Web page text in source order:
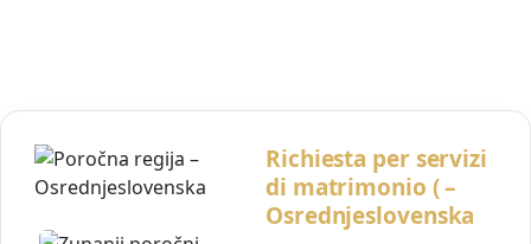
Richiesta per servizi
di matrimonio ( –
Osrednjeslovenska